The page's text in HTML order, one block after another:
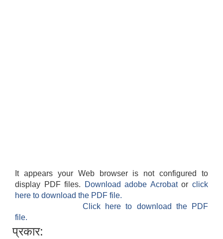
It appears your Web browser is not configured to
display PDF files.
Download adobe Acrobatorclick
here to download the PDF file.
Click here to download the PDF
file.
प्रकार: